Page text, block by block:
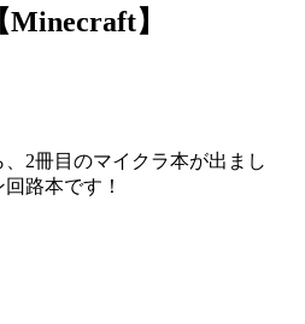
】
2冊目のマイクラ本が出まし
路本です！